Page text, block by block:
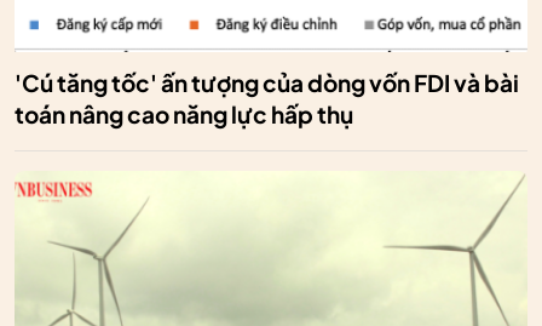
'Cú tăng tốc' ấn tượng của dòng vốn FDI và bài
toán nâng cao năng lực hấp thụ